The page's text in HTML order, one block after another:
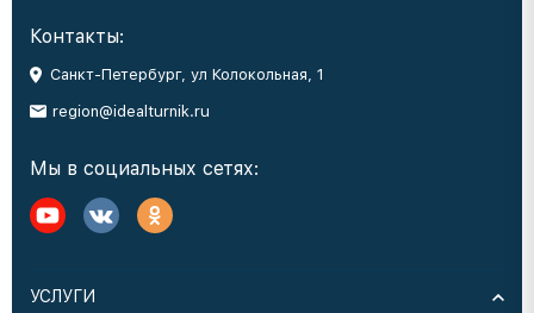
Контакты:
Санкт-Петербург, ул Колокольная, 1
region@idealturnik.ru
Мы в социальных сетях:
УСЛУГИ